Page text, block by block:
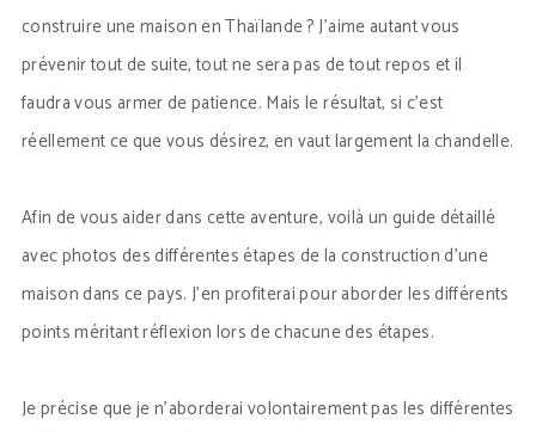
construire une maison en Thaïlande ? J’aime autant vous
prévenir tout de suite, tout ne sera pas de tout repos et il
faudra vous armer de patience. Mais le résultat, si c’est
réellement ce que vous désirez, en vaut largement la chandelle.
Afin de vous aider dans cette aventure, voilà un guide détaillé
avec photos des différentes étapes de la construction d’une
maison dans ce pays. J’en profiterai pour aborder les différents
points méritant réflexion lors de chacune des étapes.
Je précise que je n’aborderai volontairement pas les différentes